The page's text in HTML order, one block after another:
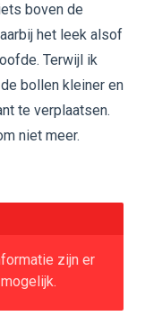
boven de
het leek alsof
Terwijl ik
bollen kleiner en
te verplaatsen.
niet meer.
zijn er